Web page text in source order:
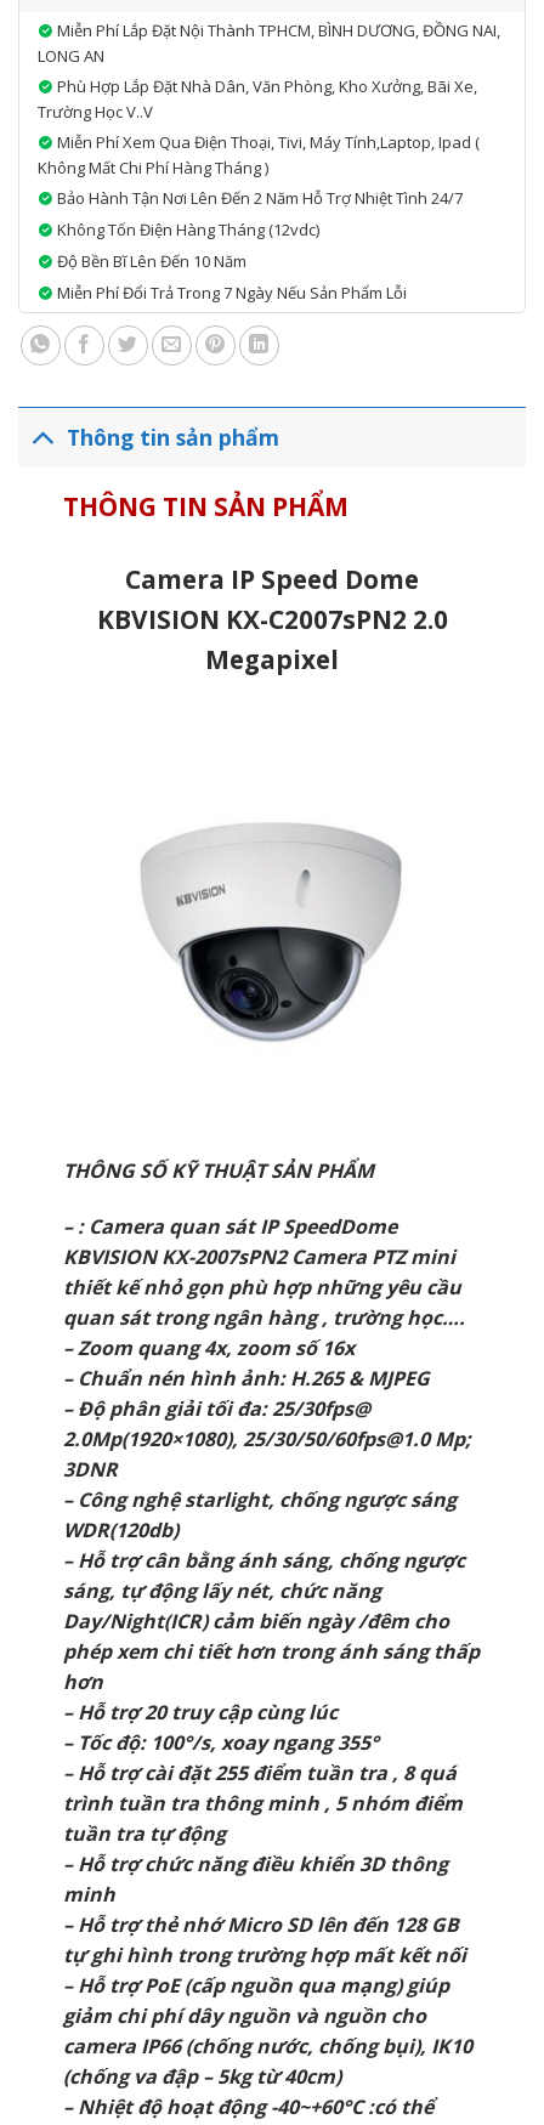
Miễn Phí Lắp Đặt Nội Thành TPHCM, BÌNH DƯƠNG, ĐỒNG NAI,
LONG AN
Phù Hợp Lắp Đặt Nhà Dân, Văn Phòng, Kho Xưởng, Bãi Xe,
Trường Học V..v
Miễn Phí Xem Qua Điện Thoại, Tivi, Máy Tính,laptop, Ipad (
Không Mất Chi Phí Hàng Tháng )
Bảo Hành Tận Nơi Lên Đến 2 Năm Hỗ Trợ Nhiệt Tình 24/7
Không Tốn Điện Hàng Tháng (12vdc)
Độ Bền Bĩ Lên Đến 10 Năm
Miễn Phí Đổi Trả Trong 7 Ngày Nếu Sản Phẩm Lỗi
Thông tin sản phẩm
THÔNG TIN SẢN PHẨM
Camera IP Speed Dome
KBVISION KX-C2007sPN2 2.0
Megapixel
THÔNG SỐ KỸ THUẬT SẢN PHẨM
– : Camera quan sát IP SpeedDome
KBVISION KX-2007sPN2 Camera PTZ mini
thiết kế nhỏ gọn phù hợp những yêu cầu
quan sát trong ngân hàng , trường học….
– Zoom quang 4x, zoom số 16x
– Chuẩn nén hình ảnh: H.265 & MJPEG
– Độ phân giải tối đa: 25/30fps@
2.0Mp(1920×1080), 25/30/50/60fps@1.0 Mp;
3DNR
– Công nghệ starlight, chống ngược sáng
WDR(120db)
– Hỗ trợ cân bằng ánh sáng, chống ngược
sáng, tự động lấy nét, chức năng
Day/Night(ICR) cảm biến ngày /đêm cho
phép xem chi tiết hơn trong ánh sáng thấp
hơn
– Hỗ trợ 20 truy cập cùng lúc
– Tốc độ: 100°/s, xoay ngang 355°
– Hỗ trợ cài đặt 255 điểm tuần tra , 8 quá
trình tuần tra thông minh , 5 nhóm điểm
tuần tra tự động
– Hỗ trợ chức năng điều khiển 3D thông
minh
– Hỗ trợ thẻ nhớ Micro SD lên đến 128 GB
tự ghi hình trong trường hợp mất kết nối
– Hỗ trợ PoE (cấp nguồn qua mạng) giúp
giảm chi phí dây nguồn và nguồn cho
camera IP66 (chống nước, chống bụi), IK10
(chống va đập – 5kg từ 40cm)
– Nhiệt độ hoạt động -40~+60°C :có thể